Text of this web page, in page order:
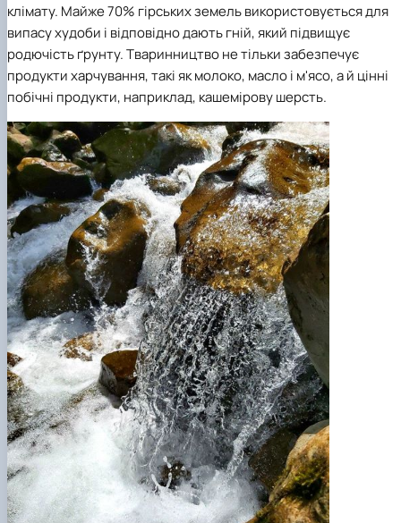
клімату. Майже 70% гірських земель використовується для
випасу худоби і відповідно дають гній, який підвищує
родючість ґрунту. Тваринництво не тільки забезпечує
продукти харчування, такі як молоко, масло і м'ясо, а й цінні
побічні продукти, наприклад, кашемірову шерсть.